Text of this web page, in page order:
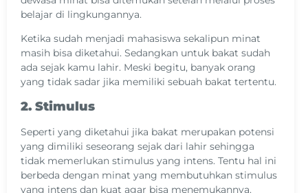
belajar di lingkungannya.
Ketika sudah menjadi mahasiswa sekalipun minat
masih bisa diketahui. Sedangkan untuk bakat sudah
ada sejak kamu lahir. Meski begitu, banyak orang
yang tidak sadar jika memiliki sebuah bakat tertentu.
2. Stimulus
Seperti yang diketahui jika bakat merupakan potensi
yang dimiliki seseorang sejak dari lahir sehingga
tidak memerlukan stimulus yang intens. Tentu hal ini
berbeda dengan minat yang membutuhkan stimulus
yang intens dan kuat agar bisa menemukannya.